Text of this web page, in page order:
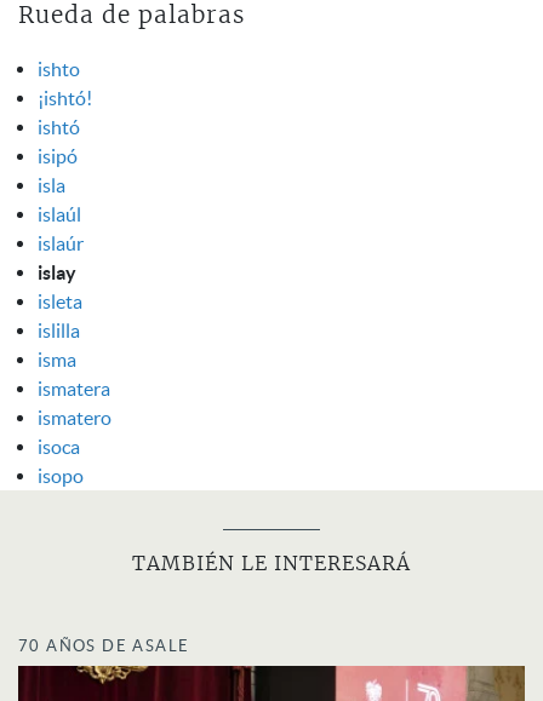
Rueda de palabras
ishto
¡ishtó!
ishtó
isipó
isla
islaúl
islaúr
islay
isleta
islilla
isma
ismatera
ismatero
isoca
isopo
TAMBIÉN LE INTERESARÁ
70 AÑOS DE ASALE